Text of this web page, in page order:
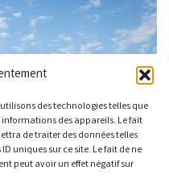
des technologies telles que
des appareils. Le fait
de traiter des données telles
uniques sur ce site. Le fait de ne
peut avoir un effet négatif sur